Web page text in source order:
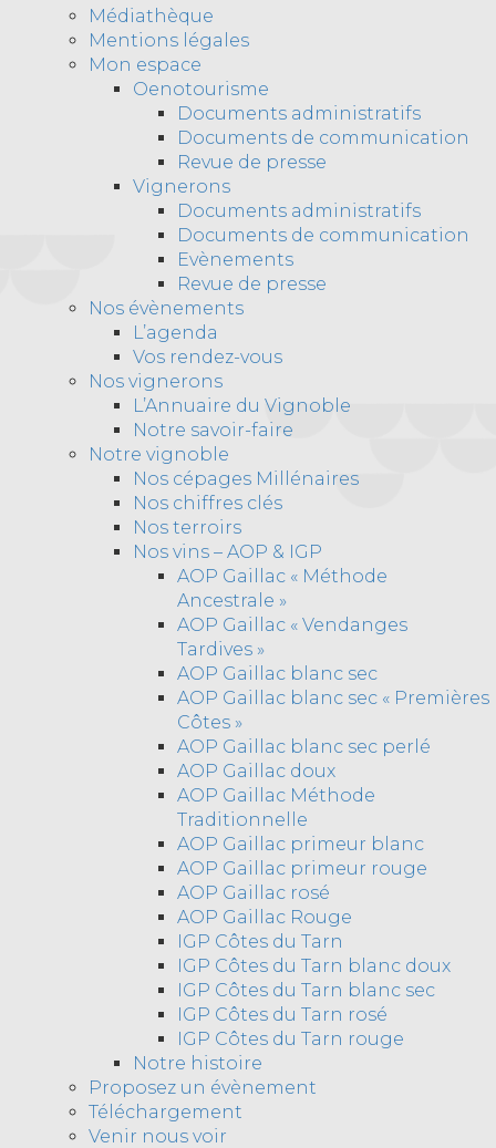
Médiathèque
Mentions légales
Mon espace
Oenotourisme
Documents administratifs
Documents de communication
Revue de presse
Vignerons
Documents administratifs
Documents de communication
Evènements
Revue de presse
Nos évènements
L’agenda
Vos rendez-vous
Nos vignerons
L’Annuaire du Vignoble
Notre savoir-faire
Notre vignoble
Nos cépages Millénaires
Nos chiffres clés
Nos terroirs
Nos vins – AOP & IGP
AOP Gaillac « Méthode
Ancestrale »
AOP Gaillac « Vendanges
Tardives »
AOP Gaillac blanc sec
AOP Gaillac blanc sec « Premières
Côtes »
AOP Gaillac blanc sec perlé
AOP Gaillac doux
AOP Gaillac Méthode
Traditionnelle
AOP Gaillac primeur blanc
AOP Gaillac primeur rouge
AOP Gaillac rosé
AOP Gaillac Rouge
IGP Côtes du Tarn
IGP Côtes du Tarn blanc doux
IGP Côtes du Tarn blanc sec
IGP Côtes du Tarn rosé
IGP Côtes du Tarn rouge
Notre histoire
Proposez un évènement
Téléchargement
Venir nous voir